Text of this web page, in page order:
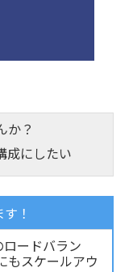
か？
成にしたい
！
ードバラン
もスケールアウ